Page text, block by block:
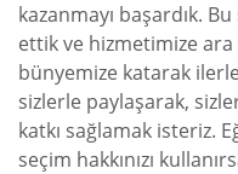
kazanmayı başardık.
ettik ve hizmetimize
bünyemize katarak
sizlerle paylaşarak,
katkı sağlamak isteriz.
seçim hakkınızı